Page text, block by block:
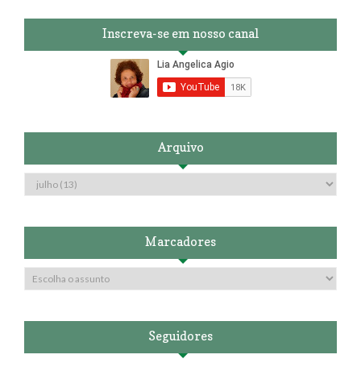
Inscreva-se em nosso canal
Arquivo
Marcadores
Seguidores